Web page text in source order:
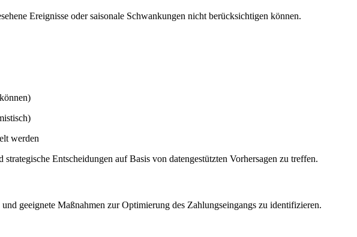
Ereignisse oder saisonale Schwankungen nicht berücksichtigen können.
werden
Entscheidungen auf Basis von datengestützten Vorhersagen zu treffen.
geeignete Maßnahmen zur Optimierung des Zahlungseingangs zu identifizieren.